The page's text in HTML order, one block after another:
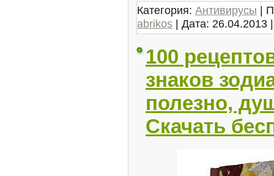
Категория: Антивирусы |
abrikos | Дата: 26.04.2013
100
знаков
полезно,
Скачать